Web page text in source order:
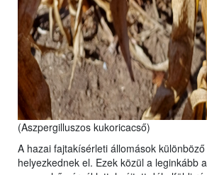
(Aszpergilluszos kukoricacső)
A hazai fajtakísérleti állomások
helyezkednek el. Ezek közül a leginkább